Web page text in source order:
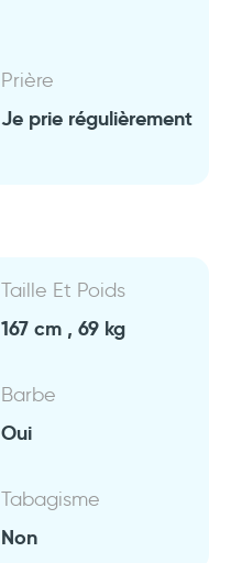
Prière
Je prie régulièrement
Taille Et Poids
167 cm , 69 kg
Barbe
Oui
Tabagisme
Non